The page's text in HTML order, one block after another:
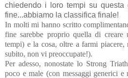
chiedendo i loro tempi su
fine...abbiamo la classifica finale!
In molti mi hanno scritto
fine sarebbe proprio quella di creare
tempi) e la cosa, oltre a farmi
subito, non vi preoccupate!).
Per adesso, nonostate lo Strong
poco e male (con messaggi generici